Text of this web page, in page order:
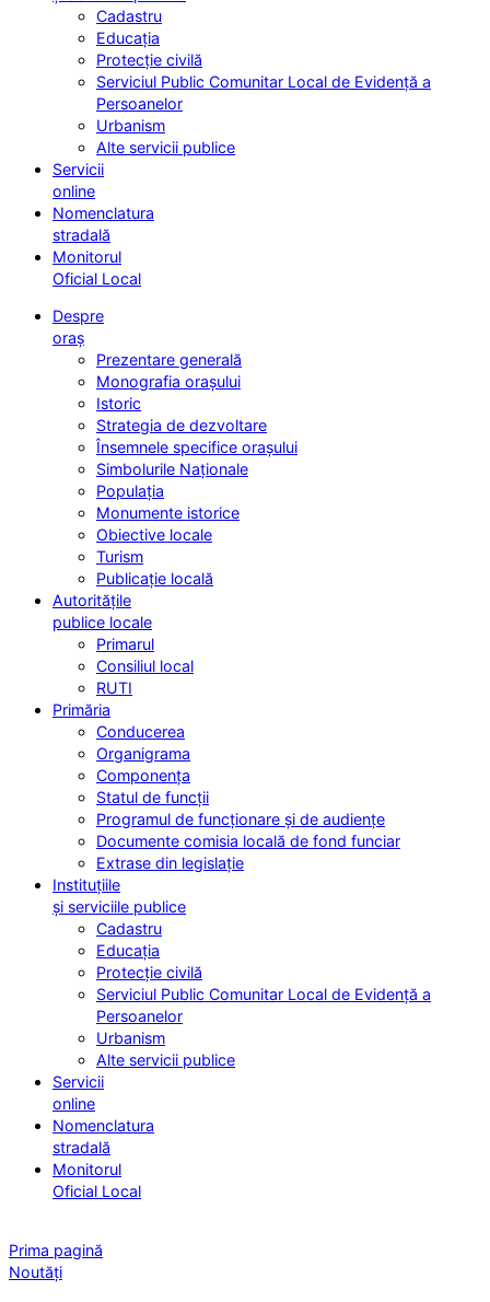
Cadastru
Educația
Protecție civilă
Serviciul Public Comunitar Local de Evidență a
Persoanelor
Urbanism
Alte servicii publice
Servicii
online
Nomenclatura
stradală
Monitorul
Oficial Local
Despre
oraș
Prezentare generală
Monografia orașului
Istoric
Strategia de dezvoltare
Însemnele specifice orașului
Simbolurile Naționale
Populația
Monumente istorice
Obiective locale
Turism
Publicație locală
Autoritățile
publice locale
Primarul
Consiliul local
RUTI
Primăria
Conducerea
Organigrama
Componența
Statul de funcții
Programul de funcționare și de audiențe
Documente comisia locală de fond funciar
Extrase din legislație
Instituțiile
și serviciile publice
Cadastru
Educația
Protecție civilă
Serviciul Public Comunitar Local de Evidență a
Persoanelor
Urbanism
Alte servicii publice
Servicii
online
Nomenclatura
stradală
Monitorul
Oficial Local
Prima pagină
Noutăți